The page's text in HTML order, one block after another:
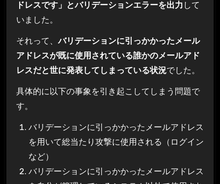
ドレスです」とバリデーションエラーを出力 して
いました。
それって、バリデーションに引っかかったメール
アドレスが既に使用されている誰かのメールアド
レスだと世に発表してしまっている状況でした。
具体的に以下の事象を引き起こしてしまう問題で
す。
バリデーションに引っかかったメールアドレス
を用いて総当たり攻撃に使用される（ログイン
など）
バリデーションに引っかかったメールアドレス